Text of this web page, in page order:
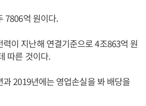
7806억 원이다.
이 지난해 연결기준으로 4조863억 원
따른 것이다.
2019년에는 영업손실을 봐 배당을